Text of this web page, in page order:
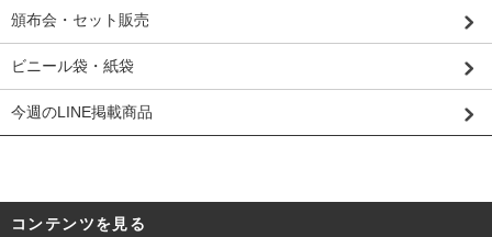
頒布会・セット販売
ビニール袋・紙袋
今週のLINE掲載商品
コンテンツを見る